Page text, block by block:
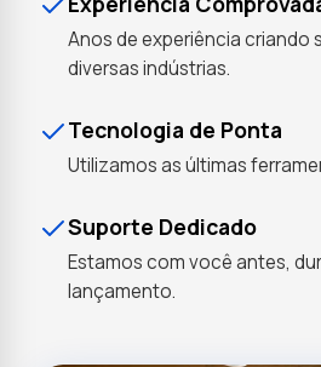
Anos de experiência criando
diversas indústrias.
Tecnologia de Ponta
Utilizamos as últimas
Suporte Dedicado
Estamos com você antes,
lançamento.